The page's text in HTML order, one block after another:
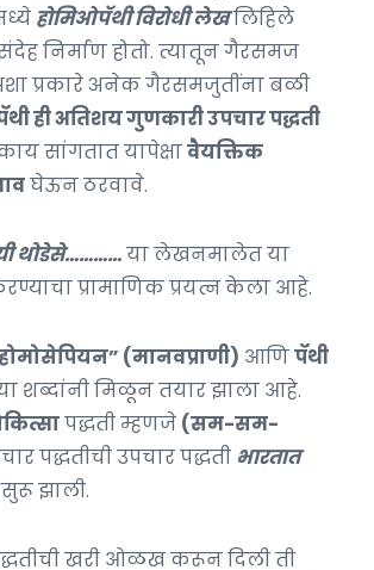
होमिओपॅथी विरोधी लेखलिहिले
निर्माण होतो. त्यातून गैरसमज
अशा प्रकारे अनेक गैरसमजुतींना बळी
ही अतिशय गुणकारी उपचार पद्धती
सांगतात यापेक्षावैयक्तिक
घेऊन ठरवावे.
थोडेसे…………या लेखनमालेत या
प्रामाणिक प्रयत्न केला आहे.
(मानवप्राणी) आणिपॅथी
शब्दांनी मिळून तयार झाला आहे.
पद्धती म्हणजे (सम-सम-
पद्धतीची उपचार पद्धती भारतात
झाली.
खरी ओळख करून दिली ती